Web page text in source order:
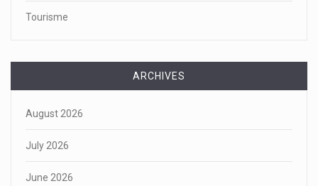
Tourisme
ARCHIVES
August 2026
July 2026
June 2026